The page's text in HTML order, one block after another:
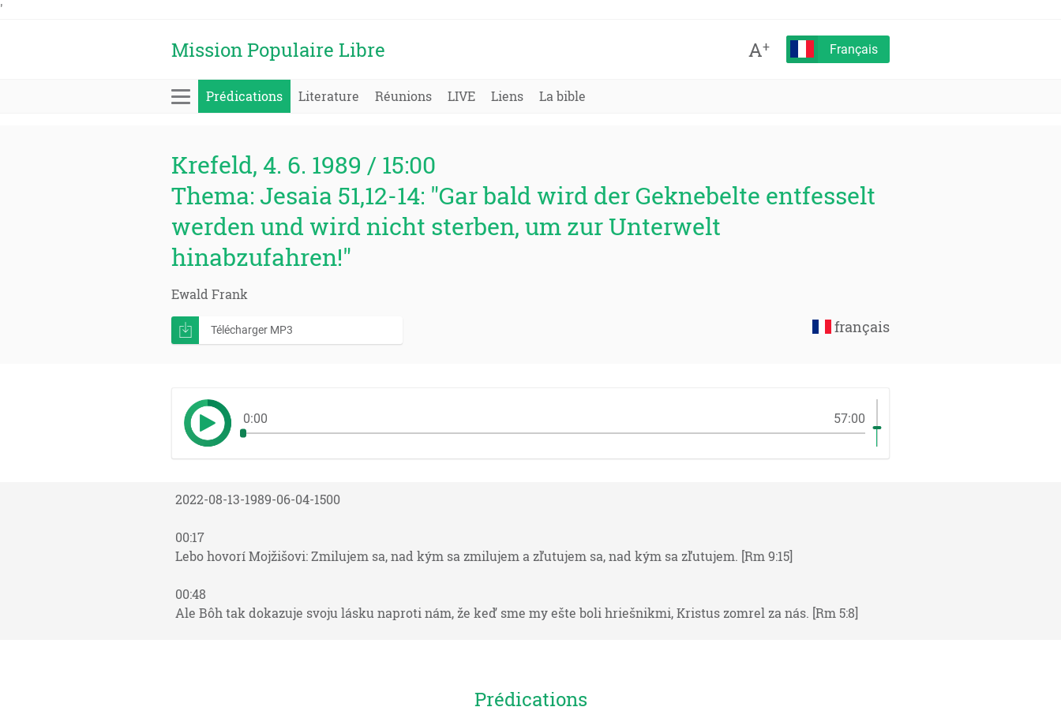
'
Mission Populaire Libre A+ Français
Prédications Literature Réunions LIVE Liens La bible
Krefeld, 4. 6. 1989 / 15:00
Thema: Jesaia 51,12-14: "Gar bald wird der Geknebelte entfesselt
werden und wird nicht sterben, um zur Unterwelt
hinabzufahren!"
Ewald Frank
français
Télécharger MP3
0:00 57:00
2022-08-13-1989-06-04-1500
00:17
Lebo hovorí Mojžišovi: Zmilujem sa, nad kým sa zmilujem a zľutujem sa, nad kým sa zľutujem. [Rm 9:15]
00:48
Ale Bôh tak dokazuje svoju lásku naproti nám, že keď sme my ešte boli hriešnikmi, Kristus zomrel za nás. [Rm 5:8]
tohoto stvorenia, ani nie krvou kozlov a teliat, ale svojou vlastnou krvou vošiel raz navždy do svätyne vynajdúc večné
Prédications